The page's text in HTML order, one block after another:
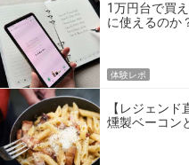
1万円台で買
に使えるのか
体験レポ
【レジェン
燻製ベーコン